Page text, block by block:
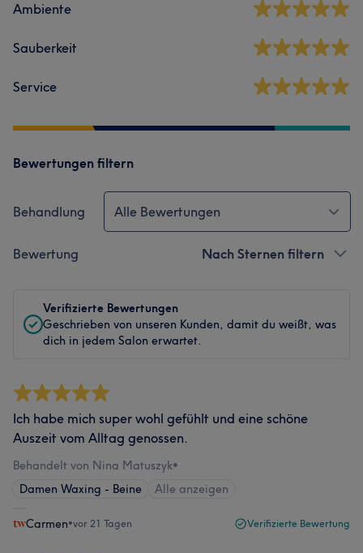
Ambiente
Sauberkeit
Service
Bewertungen filtern
Behandlung Alle Bewertungen
Bewertung Nach Sternen filtern
Verifizierte Bewertungen
Geschrieben von unseren Kunden, damit du weißt, was
dich in jedem Salon erwartet.
Ich habe mich super wohl gefühlt und eine schöne
Auszeit vom Alltag genossen.
Behandelt von Nina Matuszyk•
Damen Waxing - Beine
Alle anzeigen
Carmen•vor 21 Tagen Verifizierte Bewertung